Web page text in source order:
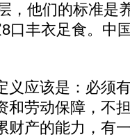
，他们的标准是
口丰衣足食。中
应该是：必须
和劳动保障，不
财产的能力，有